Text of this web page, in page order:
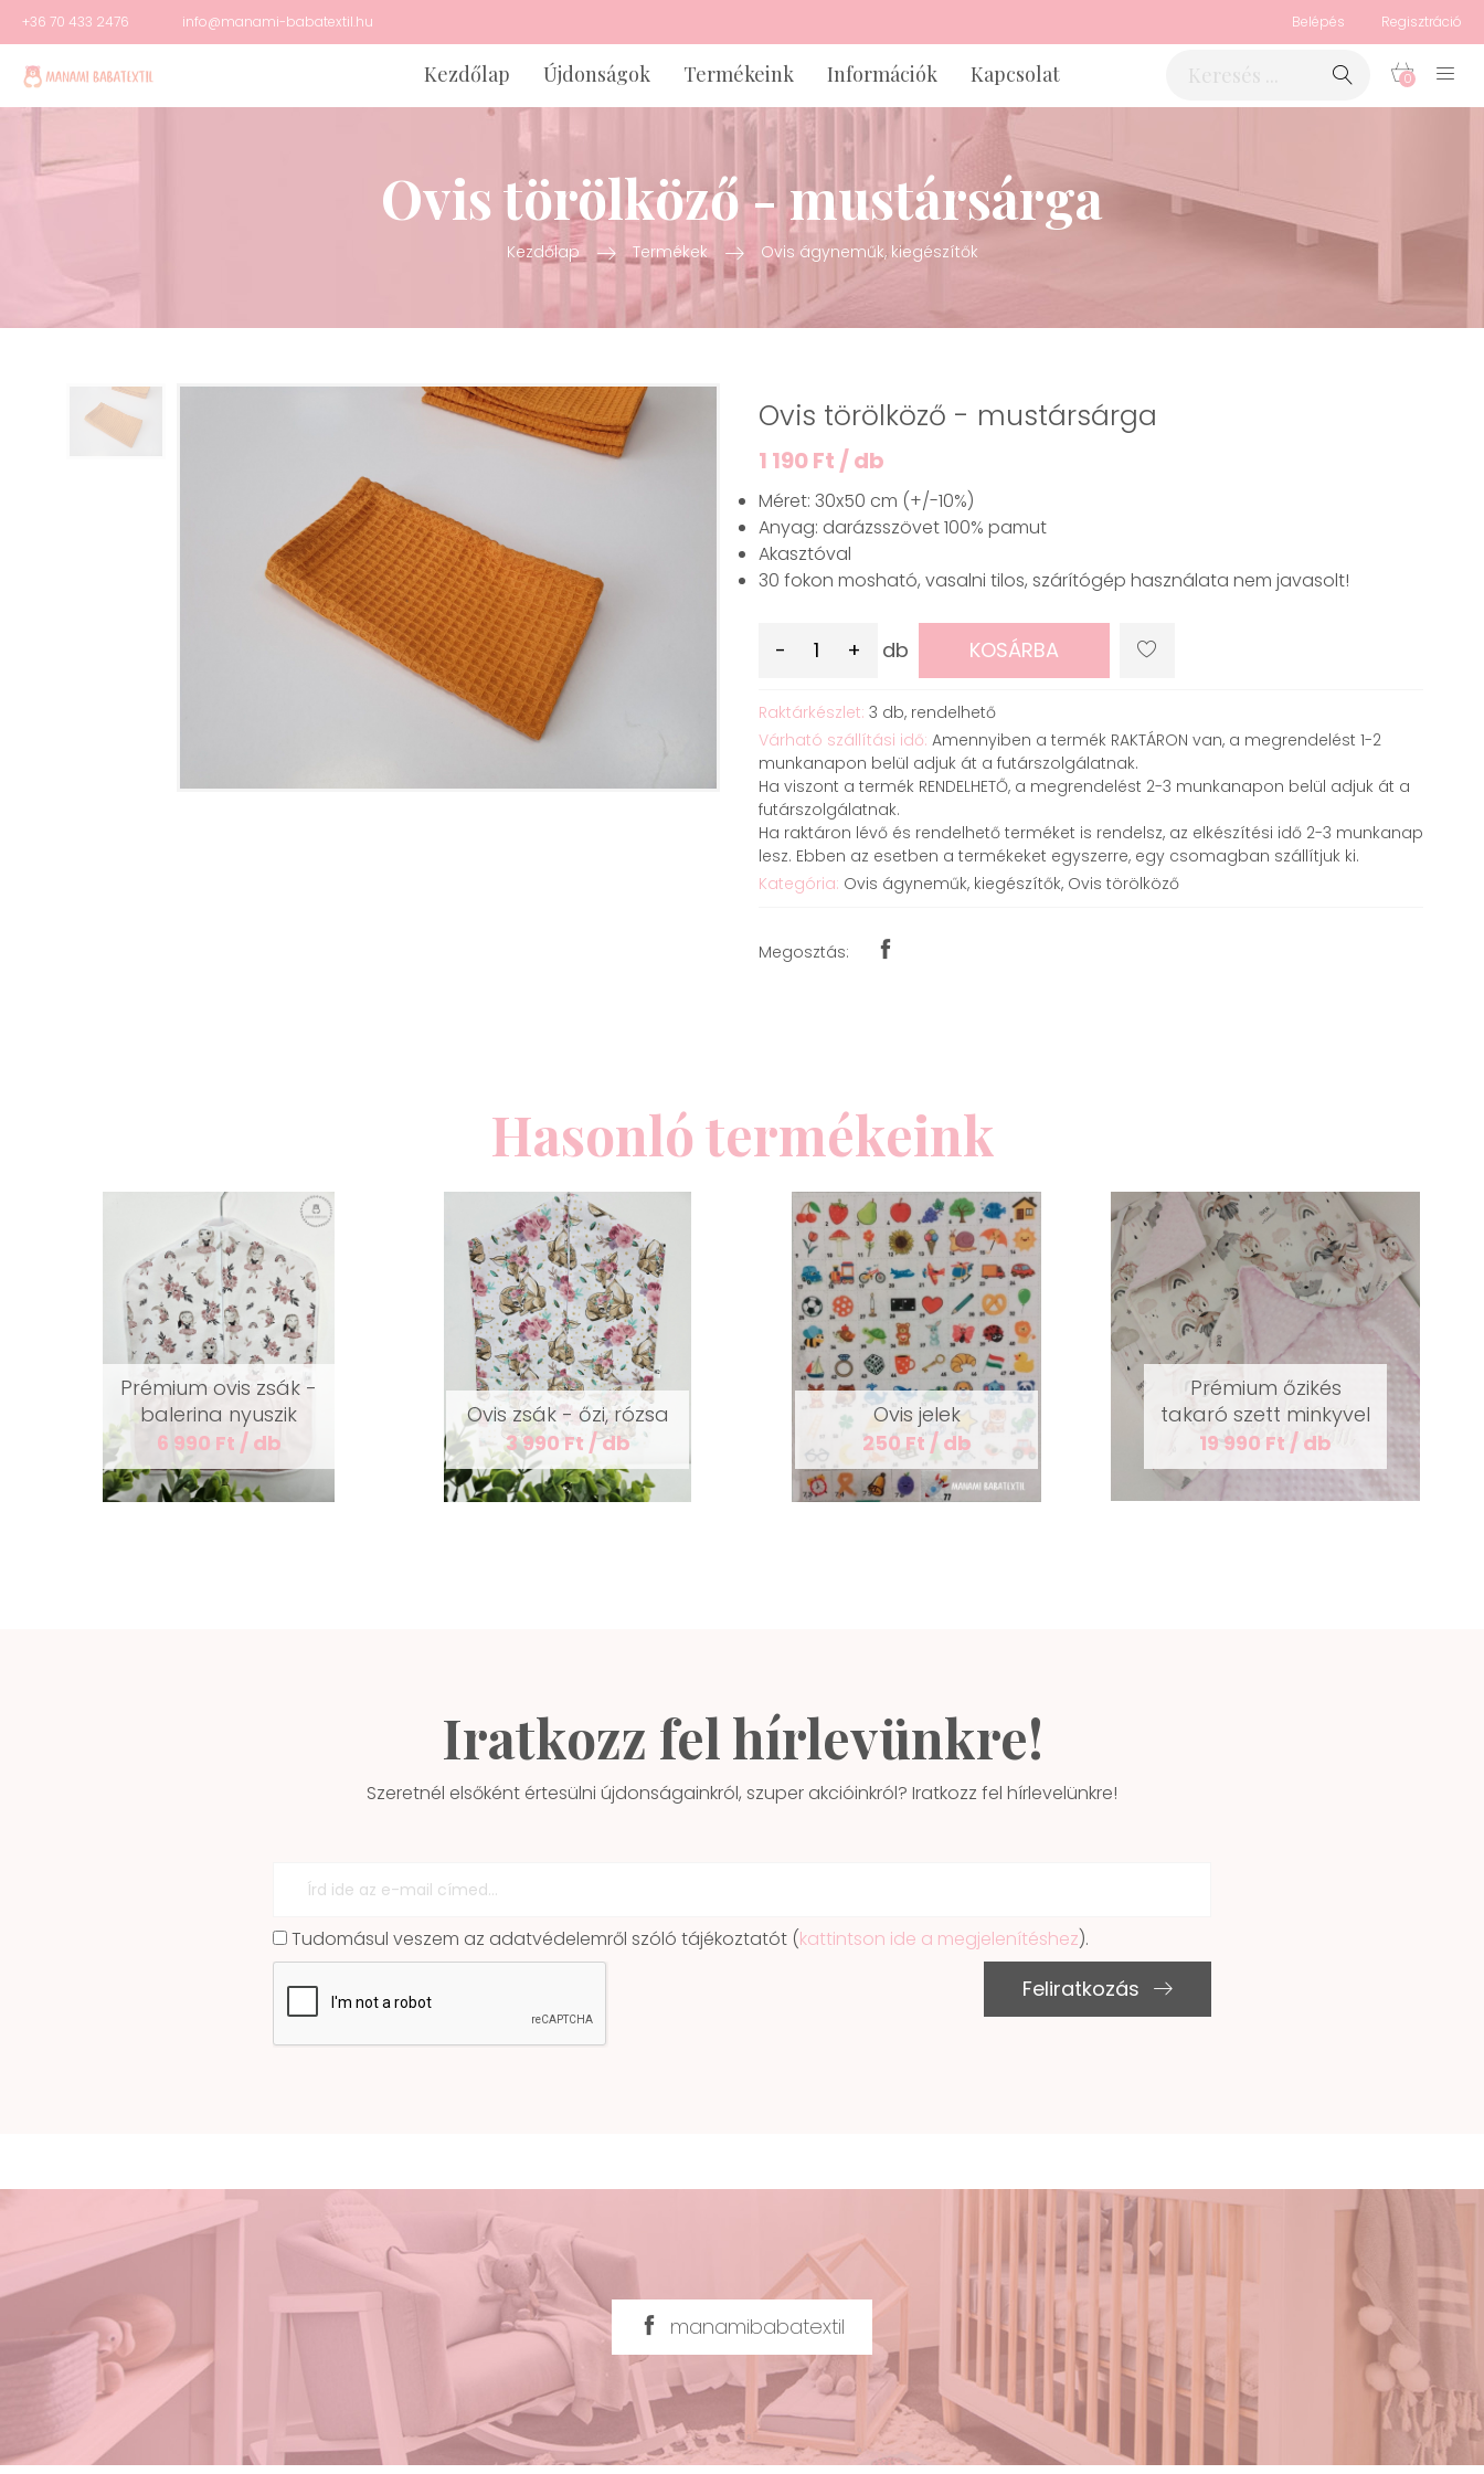
+36 70 433 2476 info@manami-babatextil.hu Belépés Regisztráció
Kezdőlap Újdonságok Termékeink Információk Kapcsolat 0
Ovis törölköző - mustársárga
Kezdőlap Termékek Ovis ágyneműk, kiegészítők
Ovis törölköző - mustársárga
1 190 Ft / db
Méret: 30x50 cm (+/-10%)
Anyag: darázsszövet 100% pamut
Akasztóval
30 fokon mosható, vasalni tilos, szárítógép használata nem javasolt!
- + db KOSÁRBA
Raktárkészlet: 3 db, rendelhető
Várható szállítási idő: Amennyiben a termék RAKTÁRON van, a megrendelést 1-2
munkanapon belül adjuk át a futárszolgálatnak.
Ha viszont a termék RENDELHETŐ, a megrendelést 2-3 munkanapon belül adjuk át a
futárszolgálatnak.
Ha raktáron lévő és rendelhető terméket is rendelsz, az elkészítési idő 2-3 munkanap
lesz. Ebben az esetben a termékeket egyszerre, egy csomagban szállítjuk ki.
Kategória: Ovis ágyneműk, kiegészítők, Ovis törölköző
Megosztás:
Hasonló termékeink
Prémium ovis zsák -
balerina nyuszik
6 990 Ft / db
Ovis zsák - őzi, rózsa
3 990 Ft / db
Ovis jelek
250 Ft / db
Prémium őzikés
takaró szett minkyvel
19 990 Ft / db
Iratkozz fel hírlevünkre!
Szeretnél elsőként értesülni újdonságainkról, szuper akcióinkról? Iratkozz fel hírlevelünkre!
Tudomásul veszem az adatvédelemről szóló tájékoztatót (kattintson ide a megjelenítéshez).
Feliratkozás
manamibabatextil